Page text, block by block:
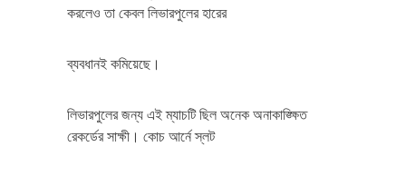
করলেও তা কেবল লিভারপুলের হারের
ব্যবধানই কমিয়েছে।
লিভারপুলের জন্য এই ম্যাচটি ছিল অনেক অনাকাঙ্ক্ষিত
রেকর্ডের সাক্ষী। কোচ আর্নে স্লট